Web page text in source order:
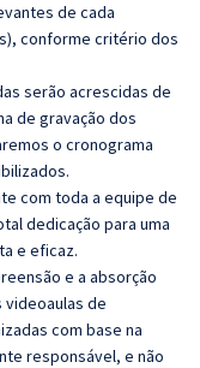
de cada
conforme critério dos
serão acrescidas de
de gravação dos
o cronograma
com toda a equipe de
dedicação para uma
e eficaz.
e a absorção
de
com base na
responsável, e não